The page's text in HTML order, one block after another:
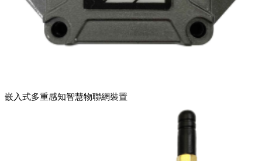
嵌入式多重感知智慧物聯網裝置